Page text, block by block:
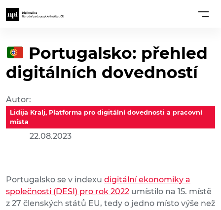
Portugalsko: přehled
digitálních dovedností
Autor:
Lidija Kralj, Platforma pro digitální dovednosti a pracovní
místa
22.08.2023
Portugalsko se v indexu digitální ekonomiky a
společnosti (DESI) pro rok 2022 umístilo na 15. místě
z 27 členských států EU, tedy o jedno místo výše než